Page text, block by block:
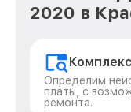
2020 в
Определим
платы, с
ремонта.